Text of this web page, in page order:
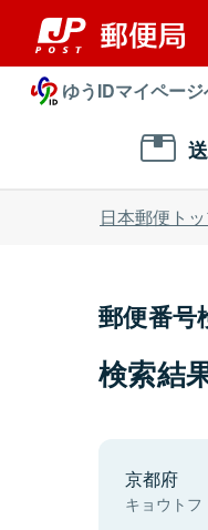
ゆうIDマイペー
日本郵便ト
郵便番号
検索結
京都府
キョウトフ